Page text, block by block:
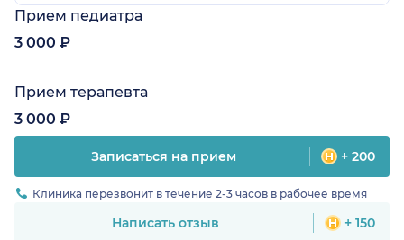
Прием педиатра
3 000 ₽
Прием терапевта
3 000 ₽
Записаться на прием + 200
Клиника перезвонит в течение 2-3 часов в рабочее время
Написать отзыв + 150